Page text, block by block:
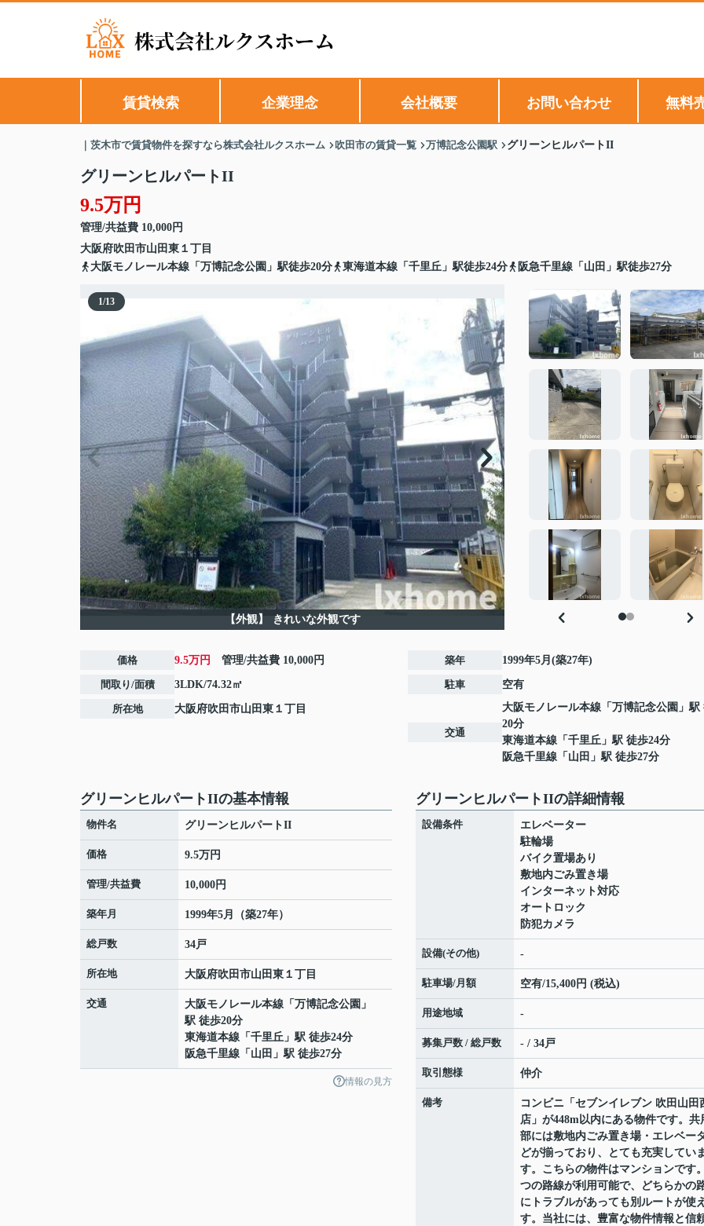
賃貸検索 企業理念 会社概要 お問い合わせ 無料
｜茨木市で賃貸物件を探すなら株式会社ルクスホーム 吹田市の賃貸一覧 万博記念公園駅 グリーンヒルパートII
グリーンヒルパートII
9.5万円
管理/共益費 10,000円
大阪府吹田市山田東 １丁目
大阪モノレール本線「万博記念公園」駅徒歩20分
東海道本線「千里丘」駅徒歩24分 阪急千里線「山田」駅徒歩27分
1/13
【外観】 きれいな外観です
価格 9.5万円 管理/共益費 10,000円
間取り/面積 3LDK/74.32㎡
所在地 大阪府吹田市山田東 １丁目
築年 1999年5月(築27年)
駐車 空有
交通
大阪モノレール本線 「 万博記念公園 」
20分
東海道本線 「 千里丘 」駅 徒歩24分
阪急千里線 「 山田 」駅 徒歩27分
グリーンヒルパートIIの基本情報
物件名 グリーンヒルパートII
価格 9.5万円
管理/共益費 10,000円
築年月 1999年5月（築27年）
総戸数 34戸
所在地 大阪府吹田市山田東 １丁目
交通 大阪モノレール本線 「 万博記念公園 」
駅 徒歩20分
東海道本線 「 千里丘 」駅 徒歩24分
阪急千里線 「 山田 」駅 徒歩27分
情報の見方
グリーンヒルパートIIの詳細情報
設備条件
エレベーター
駐輪場
バイク置場あり
敷地内ごみ置き場
インターネット対応
オートロック
防犯カメラ
設備(その他) -
駐車場/月額 空有/15,400円 (税込)
用途地域 -
募集戸数 / 総戸数 - / 34戸
取引態様 仲介
備考
コンビニ「セブンイレブン 吹田山田
店」が448m以内にある物件です。共
部には敷地内ごみ置き場・エレベー
どが揃っており、とても充実してい
す。こちらの物件はマンションです
つの路線が利用可能で、どちらかの
にトラブルがあっても別ルートが使
す。当社には、豊富な物件情報と信